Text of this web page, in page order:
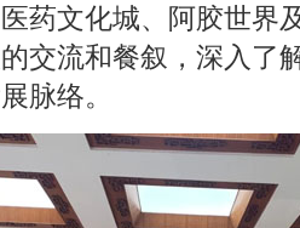
药文化城、阿胶世界
交流和餐叙，深入了
脉络。